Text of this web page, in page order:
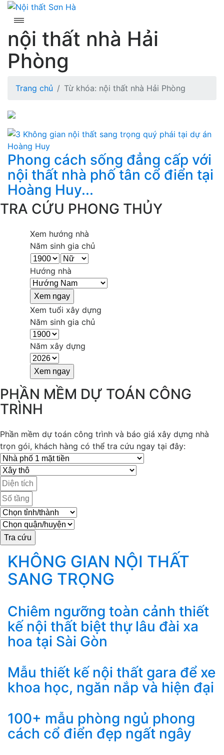
Skip
content
nội thất nhà Hải
Phòng
Trang chủ Từ khóa: nội thất nhà Hải Phòng
Phong cách sống đẳng cấp với
nội thất nhà phố tân cổ điển tại
Hoàng Huy...
TRA CỨU PHONG THỦY
Xem hướng nhà
Năm sinh gia chủ
Hướng nhà
Xem tuổi xây dựng
Năm sinh gia chủ
Năm xây dựng
PHẦN MỀM DỰ TOÁN CÔNG
TRÌNH
Phần mềm dự toán công trình và báo giá xây dựng nhà
trọn gói, khách hàng có thể tra cứu ngay tại đây:
KHÔNG GIAN NỘI THẤT
SANG TRỌNG
Chiêm ngưỡng toàn cảnh thiết
kế nội thất biệt thự lâu đài xa
hoa tại Sài Gòn
Mẫu thiết kế nội thất gara để xe
khoa học, ngăn nắp và hiện đại
100+ mẫu phòng ngủ phong
cách cổ điển đẹp ngất ngây